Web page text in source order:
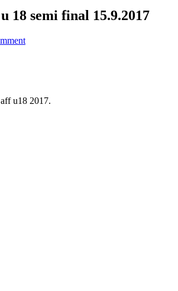
18 semi final 15.9.2017
u18 2017.